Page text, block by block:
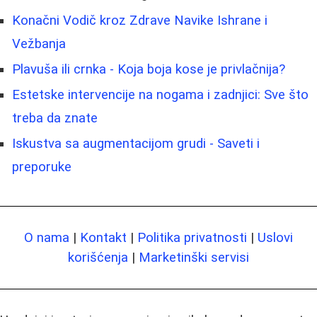
Konačni Vodič kroz Zdrave Navike Ishrane i
Vežbanja
Plavuša ili crnka - Koja boja kose je privlačnija?
Estetske intervencije na nogama i zadnjici: Sve što
treba da znate
Iskustva sa augmentacijom grudi - Saveti i
preporuke
O nama | Kontakt | Politika privatnosti | Uslovi
korišćenja | Marketinški servisi